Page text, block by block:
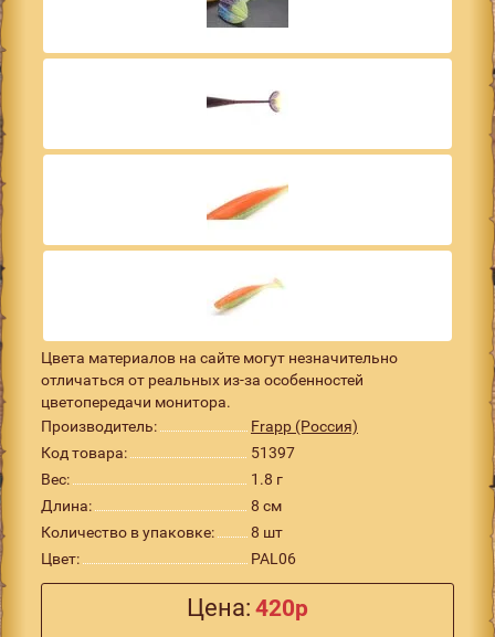
Цвета материалов на сайте могут незначительно
отличаться от реальных из-за особенностей
цветопередачи монитора.
Производитель:
Frapp (Россия)
Код товара:
51397
Вес:
1.8 г
Длина:
8 см
Количество в упаковке:
8 шт
Цвет:
PAL06
Цена: 420р